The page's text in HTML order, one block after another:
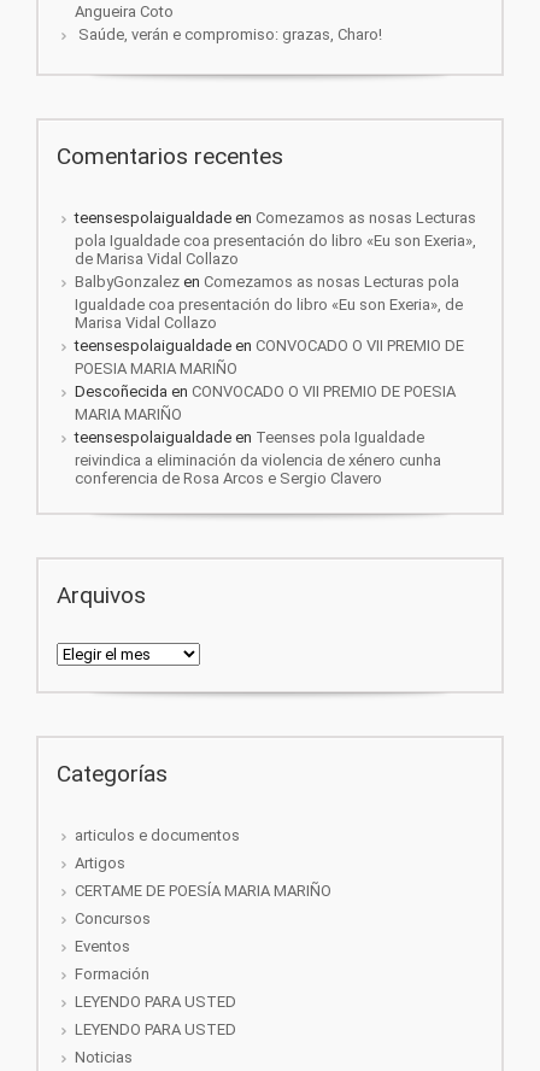
Angueira Coto
Saúde, verán e compromiso: grazas, Charo!
Comentarios recentes
teensespolaigualdade en Comezamos as nosas Lecturas
pola Igualdade coa presentación do libro «Eu son Exeria»,
de Marisa Vidal Collazo
BalbyGonzalez en Comezamos as nosas Lecturas pola
Igualdade coa presentación do libro «Eu son Exeria», de
Marisa Vidal Collazo
teensespolaigualdade en CONVOCADO O VII PREMIO DE
POESIA MARIA MARIÑO
Descoñecida en CONVOCADO O VII PREMIO DE POESIA
MARIA MARIÑO
teensespolaigualdade en Teenses pola Igualdade
reivindica a eliminación da violencia de xénero cunha
conferencia de Rosa Arcos e Sergio Clavero
Arquivos
Arquivos
Categorías
articulos e documentos
Artigos
CERTAME DE POESÍA MARIA MARIÑO
Concursos
Eventos
Formación
LEYENDO PARA USTED
LEYENDO PARA USTED
Noticias